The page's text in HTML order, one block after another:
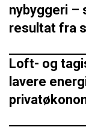
nybyggeri –
resultat fra
Loft- og
lavere